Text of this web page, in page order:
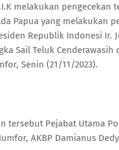
melakukan pengecekan
Papua yang melakukan
Republik Indonesi Ir.
Sail Teluk Cenderawasih
Senin (21/11/2023).
tersebut Pejabat Utama
AKBP Damianus